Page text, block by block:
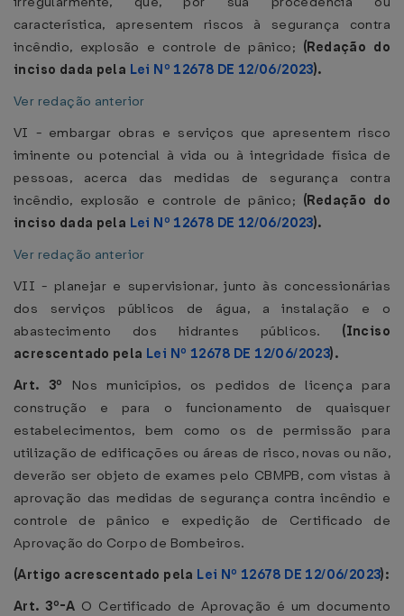
característica, apresentem riscos à segurança contra
incêndio, explosão e controle de pânico; (Redação do
inciso dada pela Lei Nº 12678 DE 12/06/2023).
Ver redação anterior
VI - embargar obras e serviços que apresentem risco
iminente ou potencial à vida ou à integridade física de
pessoas, acerca das medidas de segurança contra
incêndio, explosão e controle de pânico; (Redação do
inciso dada pela Lei Nº 12678 DE 12/06/2023).
Ver redação anterior
VII - planejar e supervisionar, junto às concessionárias
dos serviços públicos de água, a instalação e o
abastecimento dos hidrantes públicos. (Inciso
acrescentado pela Lei Nº 12678 DE 12/06/2023).
Art. 3º Nos municípios, os pedidos de licença para
construção e para o funcionamento de quaisquer
estabelecimentos, bem como os de permissão para
utilização de edificações ou áreas de risco, novas ou não,
deverão ser objeto de exames pelo CBMPB, com vistas à
aprovação das medidas de segurança contra incêndio e
controle de pânico e expedição de Certificado de
Aprovação do Corpo de Bombeiros.
(Artigo acrescentado pela Lei Nº 12678 DE 12/06/2023):
Art. 3º-A O Certificado de Aprovação é um documento